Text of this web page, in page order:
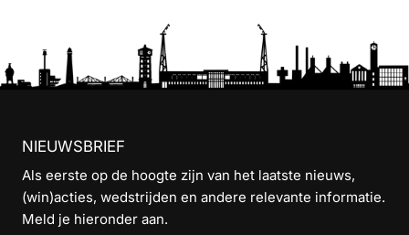
NIEUWSBRIEF
Als eerste op de hoogte zijn van het laatste nieuws,
(win)acties, wedstrijden en andere relevante informatie.
Meld je hieronder aan.